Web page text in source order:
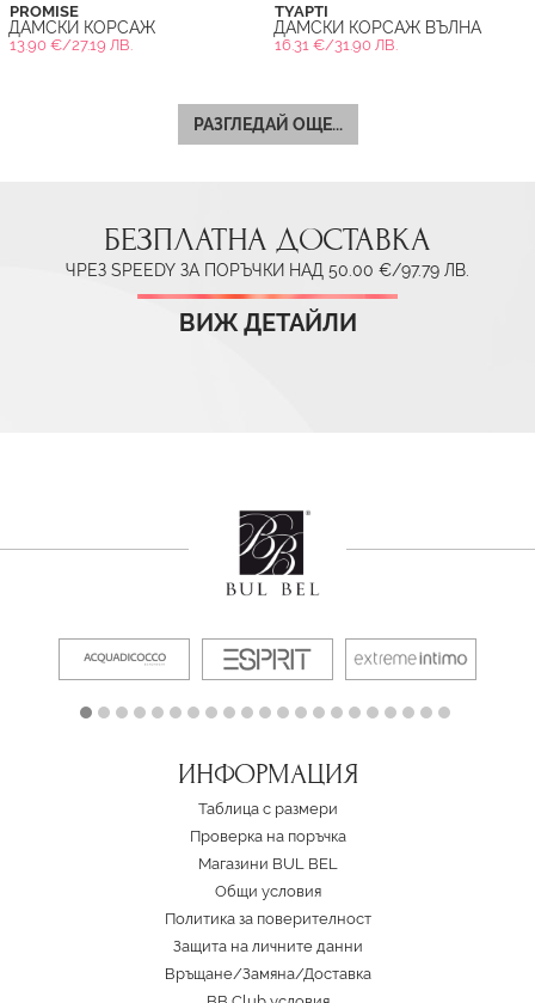
PROMISE
ДАМСКИ КОРСАЖ
13.90 €/27.19 ЛВ.
TYAPTI
ДАМСКИ КОРСАЖ ВЪЛНА
16.31 €/31.90 ЛВ.
РАЗГЛЕДАЙ ОЩЕ...
БЕЗПЛАТНА ДОСТАВКА
ЧРЕЗ SPEEDY ЗА ПОРЪЧКИ НАД 50.00 €/97.79 ЛВ.
ВИЖ ДЕТАЙЛИ
ИНФОРМАЦИЯ
Таблица с размери
Проверка на поръчка
Магазини BUL BEL
Oбщи условия
Политика за поверителност
Защита на личните данни
Връщане/Замяна/Доставка